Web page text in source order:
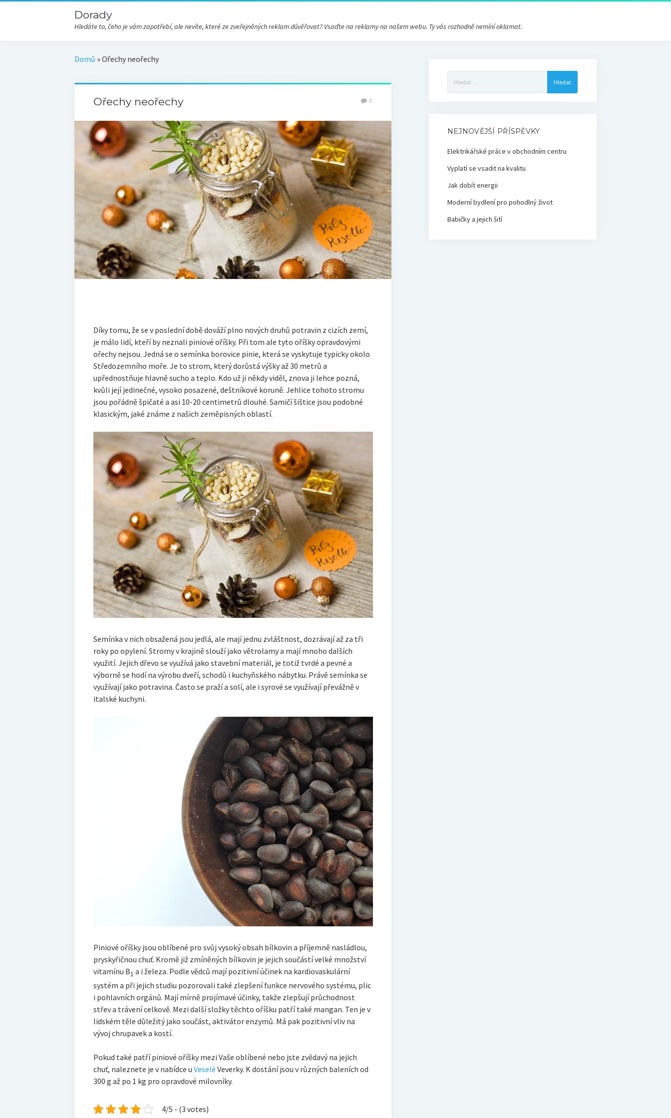
Dorady
Hledáte to, čeho je vám zapotřebí, ale nevíte, které ze zveřejněných reklam důvěřovat? Vsaďte na reklamy na našem webu. Ty vás rozhodně nemíní oklamat.
Domů »Ořechy neořechy
Ořechy neořechy 0
Díky tomu, že se v poslední době dováží plno nových druhů potravin z cizích zemí,
je málo lidí, kteří by neznali piniové oříšky. Při tom ale tyto oříšky opravdovými
ořechy nejsou. Jedná se o semínka borovice pinie, která se vyskytuje typicky okolo
Středozemního moře. Je to strom, který dorůstá výšky až 30 metrů a
upřednostňuje hlavně sucho a teplo. Kdo už ji někdy viděl, znova ji lehce pozná,
kvůli její jedinečné, vysoko posazené, deštníkové koruně. Jehlice tohoto stromu
jsou pořádně špičaté a asi 10-20 centimetrů dlouhé. Samičí šištice jsou podobné
klasickým, jaké známe z našich zeměpisných oblastí.
Semínka v nich obsažená jsou jedlá, ale mají jednu zvláštnost, dozrávají až za tři
roky po opylení. Stromy v krajině slouží jako větrolamy a mají mnoho dalších
využití. Jejich dřevo se využívá jako stavební materiál, je totiž tvrdé a pevné a
výborně se hodí na výrobu dveří, schodů i kuchyňského nábytku. Právě semínka se
využívají jako potravina. Často se praží a solí, ale i syrové se využívají převážně v
italské kuchyni.
Piniové oříšky jsou oblíbené pro svůj vysoký obsah bílkovin a příjemně nasládlou,
pryskyřičnou chuť. Kromě již zmíněných bílkovin je jejich součástí velké množství
vitamínu B1 a i železa. Podle vědců mají pozitivní účinek na kardiovaskulární
systém a při jejich studiu pozorovali také zlepšení funkce nervového systému, plic
i pohlavních orgánů. Mají mírně projímavé účinky, takže zlepšují průchodnost
střev a trávení celkově. Mezi další složky těchto oříšku patří také mangan. Ten je v
lidském těle důležitý jako součást, aktivátor enzymů. Má pak pozitivní vliv na
vývoj chrupavek a kostí.
Pokud také patřípiniové oříškymezi Vaše oblíbené nebo jste zvědavý na jejich
chuť, naleznete je v nabídce u Veselé Veverky. K dostání jsou v různých baleních od
300 g až po 1 kg pro opravdové milovníky.
4/5 - (3 votes)
NEJNOVĚJŠÍ PŘÍSPĚVKY
Elektrikářské práce v obchodním centru
Vyplatí se vsadit na kvalitu
Jak dobít energii
Moderní bydlení pro pohodlný život
Babičky a jejich šití